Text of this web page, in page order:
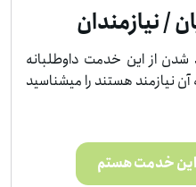
/ نیازمندان
شدن از این خدمت داوطلبانه
نیازمند هستند را میشناسید
خدمت هستم